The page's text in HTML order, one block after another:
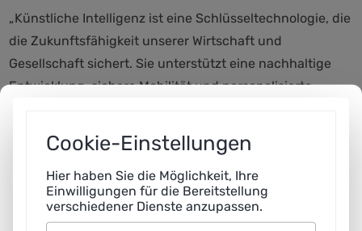
„Künstliche Intelligenz ist eine Schlüsseltechnologie, die
die Zukunftsfähigkeit unserer Wirtschaft und
Gesellschaft sichert. Sie unterstützt eine nachhaltige
Entwicklung, sichere Mobilität und personalisierte
den Menschen in Alltag und Arbeitswelt zu Gute
kommen, müssen wir ihren Einsatz vertrauenswürdig
gestalten. Die Plattform Lernende Systeme zeigt hierfür
über ihre hochkarätigen Mitglieder Handlungsräume
auf“, so Jan Wörner, seit März 2021 Präsident von
Cookie-Einstellungen
Hier haben Sie die Möglichkeit, Ihre
Einwilligungen für die Bereitstellung
verschiedener Dienste anzupassen.